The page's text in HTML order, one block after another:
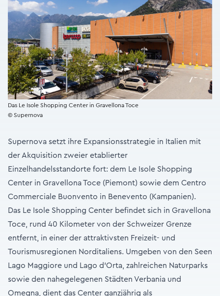
Das Le Isole Shopping Center in Gravellona Toce
© Supernova
Supernova setzt ihre Expansionsstrategie in Italien mit
der Akquisition zweier etablierter
Einzelhandelsstandorte fort: dem Le Isole Shopping
Center in Gravellona Toce (Piemont) sowie dem Centro
Commerciale Buonvento in Benevento (Kampanien).
Das Le Isole Shopping Center befindet sich in Gravellona
Toce, rund 40 Kilometer von der Schweizer Grenze
entfernt, in einer der attraktivsten Freizeit- und
Tourismusregionen Norditaliens. Umgeben von den Seen
Lago Maggiore und Lago d’Orta, zahlreichen Naturparks
sowie den nahegelegenen Städten Verbania und
Omegna, dient das Center ganzjährig als